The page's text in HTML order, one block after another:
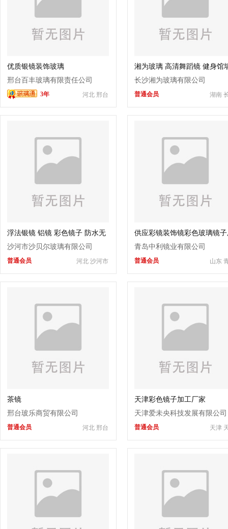
优质银镜装饰玻璃
邢台百丰玻璃有限责任公司
河北 邢台
3年
湘为玻璃 高清舞蹈镜 健身馆
面专用镜
长沙湘为玻璃有限公司
湖南
普通会员
浮法银镜 铝镜 彩色镜子 防水无
铜银镜 制镜厂家
沙河市沙贝尔玻璃有限公司
河北 沙河市
普通会员
供应彩镜装饰镜彩色玻璃镜
家批发
青岛中利镜业有限公司
山东
普通会员
茶镜
邢台玻乐商贸有限公司
河北 邢台
普通会员
天津彩色镜子加工厂家
天津爱未央科技发展有限公司
天津
普通会员